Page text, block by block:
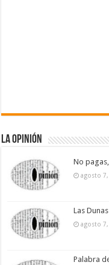
La Opinión
No
agosto
Las
agosto
Palabra